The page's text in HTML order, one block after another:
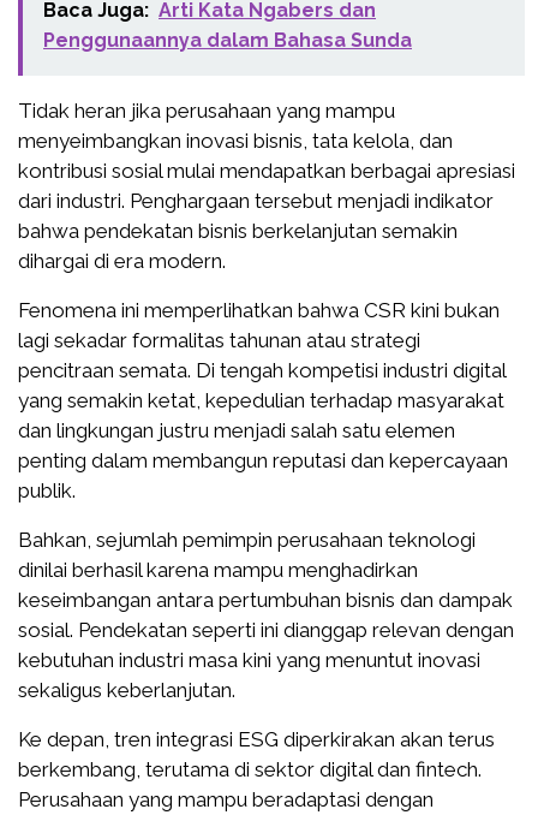
Baca Juga: Arti Kata Ngabers dan
Penggunaannya dalam Bahasa Sunda
Tidak heran jika perusahaan yang mampu
menyeimbangkan inovasi bisnis, tata kelola, dan
kontribusi sosial mulai mendapatkan berbagai apresiasi
dari industri. Penghargaan tersebut menjadi indikator
bahwa pendekatan bisnis berkelanjutan semakin
dihargai di era modern.
Fenomena ini memperlihatkan bahwa CSR kini bukan
lagi sekadar formalitas tahunan atau strategi
pencitraan semata. Di tengah kompetisi industri digital
yang semakin ketat, kepedulian terhadap masyarakat
dan lingkungan justru menjadi salah satu elemen
penting dalam membangun reputasi dan kepercayaan
publik.
Bahkan, sejumlah pemimpin perusahaan teknologi
dinilai berhasil karena mampu menghadirkan
keseimbangan antara pertumbuhan bisnis dan dampak
sosial. Pendekatan seperti ini dianggap relevan dengan
kebutuhan industri masa kini yang menuntut inovasi
sekaligus keberlanjutan.
Ke depan, tren integrasi ESG diperkirakan akan terus
berkembang, terutama di sektor digital dan fintech.
Perusahaan yang mampu beradaptasi dengan